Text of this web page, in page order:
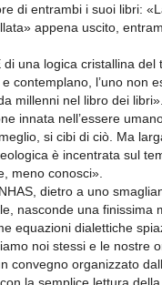
di entrambi i suoi libri:
appena uscito,
di una logica cristallina
contemplano, l’uno non
millenni nel libro dei
innata nell’essere
si cibi di ciò. Ma
è incentrata sul
meno conosci».
dietro a uno
nasconde una finissima
equazioni dialettiche
noi stessi e le nostre
convegno organizzato